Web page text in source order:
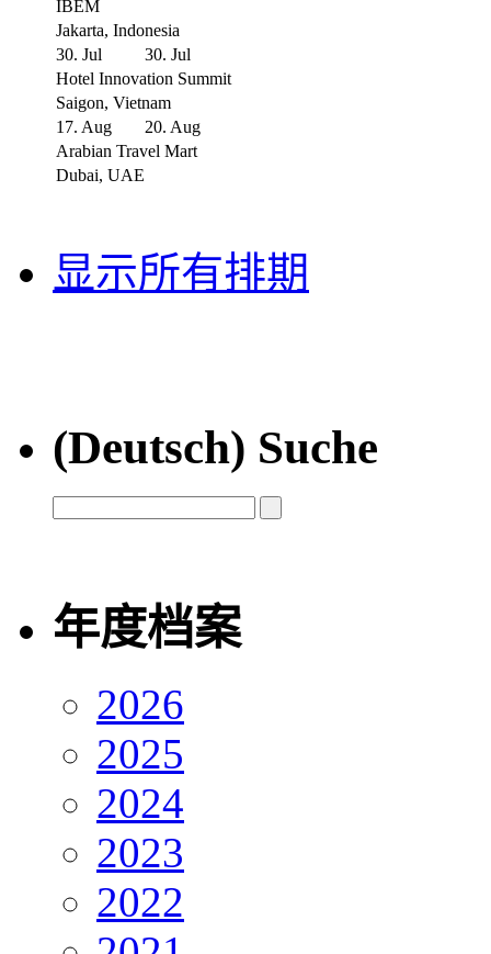
IBEM
Jakarta, Indonesia
30. Jul
30. Jul
Hotel Innovation Summit
Saigon, Vietnam
17. Aug
20. Aug
Arabian Travel Mart
Dubai, UAE
显示所有排期
(Deutsch) Suche
年度档案
2026
2025
2024
2023
2022